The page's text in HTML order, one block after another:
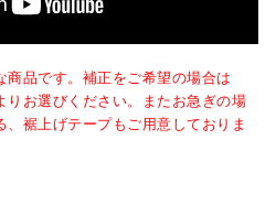
品です。補正をご希望の場合は
りお選びください。またお急ぎの場
裾上げテープもご用意しておりま